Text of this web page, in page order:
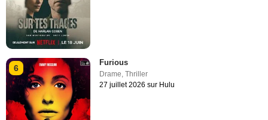
6
Furious
Drame,Thriller
27 juillet 2026 sur Hulu